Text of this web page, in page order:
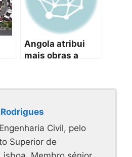
Angola atribui
mais obras a
Civil, pelo
Superior de